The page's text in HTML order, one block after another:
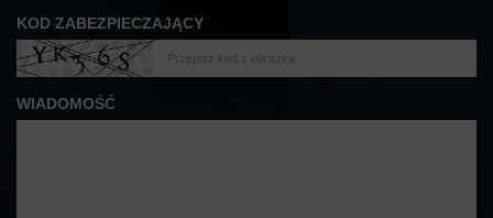
KOD ZABEZPIECZAJĄCY
WIADOMOŚĆ